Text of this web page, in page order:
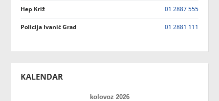
Hep Križ 01 2887 555
Policija Ivanić Grad 01 2881 111
KALENDAR
kolovoz 2026